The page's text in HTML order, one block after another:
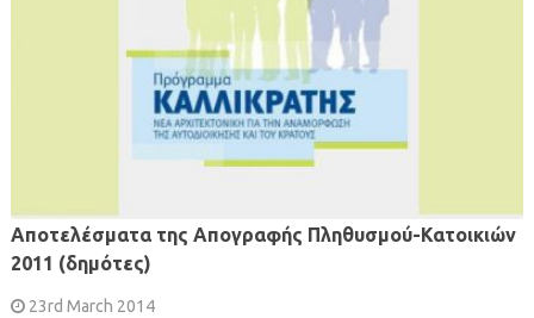
Αποτελέσματα της Απογραφής Πληθυσμού-Κατοικιών
2011 (δημότες)
23rd March 2014